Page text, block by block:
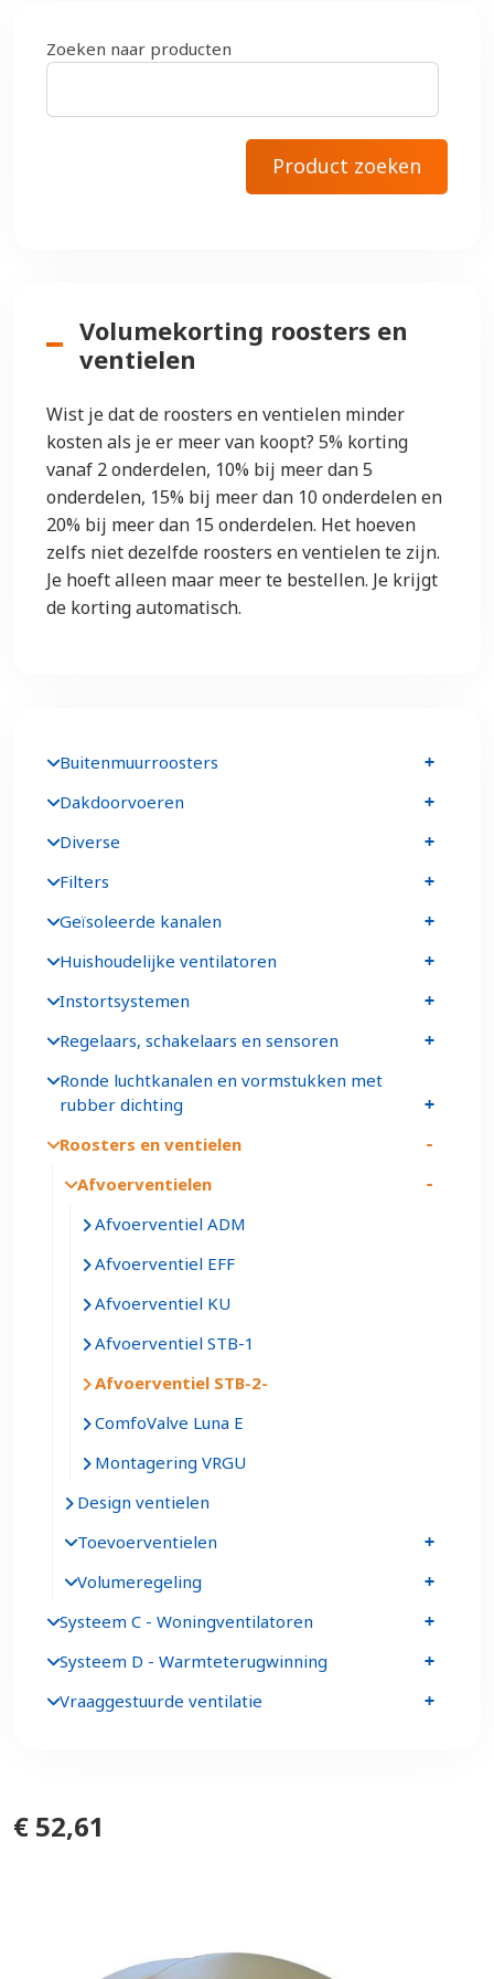
€ 52,61
Zoeken naar producten
Volumekorting roosters en
ventielen
Wist je dat de roosters en ventielen minder
kosten als je er meer van koopt? 5% korting
vanaf 2 onderdelen, 10% bij meer dan 5
onderdelen, 15% bij meer dan 10 onderdelen en
20% bij meer dan 15 onderdelen. Het hoeven
zelfs niet dezelfde roosters en ventielen te zijn.
Je hoeft alleen maar meer te bestellen. Je krijgt
de korting automatisch.
Buitenmuurroosters
Dakdoorvoeren
Diverse
Filters
Geïsoleerde kanalen
Huishoudelijke ventilatoren
Instortsystemen
Regelaars, schakelaars en sensoren
Ronde luchtkanalen en vormstukken met
rubber dichting
Roosters en ventielen
Afvoerventielen
Afvoerventiel ADM
Afvoerventiel EFF
Afvoerventiel KU
Afvoerventiel STB-1
Afvoerventiel STB-2
ComfoValve Luna E
Montagering VRGU
Design ventielen
Toevoerventielen
Volumeregeling
Systeem C - Woningventilatoren
Systeem D - Warmteterugwinning
Vraaggestuurde ventilatie